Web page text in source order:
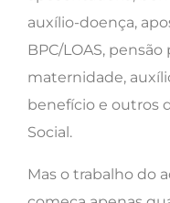
auxílio-doença,
BPC/LOAS,
maternidade,
benefício e outros
Social.
Mas o trabalho do